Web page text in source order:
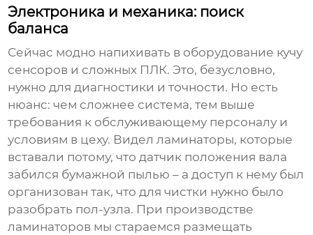
Электроника и механика: поиск
баланса
Сейчас модно напихивать в оборудование кучу
сенсоров и сложных ПЛК. Это, безусловно,
нужно для диагностики и точности. Но есть
нюанс: чем сложнее система, тем выше
требования к обслуживающему персоналу и
условиям в цеху. Видел ламинаторы, которые
вставали потому, что датчик положения вала
забился бумажной пылью – а доступ к нему был
организован так, что для чистки нужно было
разобрать пол-узла. При производстве
ламинаторов мы стараемся размещать